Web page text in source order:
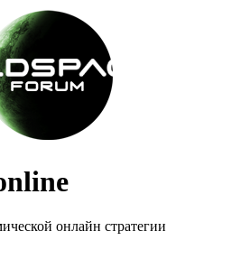
онлайн стратегии